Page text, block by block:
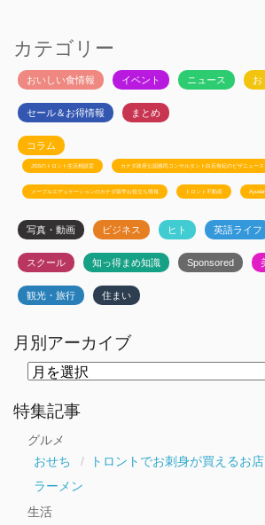
カテゴリー
おいしい食情報 イベント ニュース お
セール＆お得情報 まとめ
コラム
JSSのトロント生活相談室 カナダ政府公認移民コンサルタント白石有紀のビザニュース
メープルエデュケーションのカナダ留学お役立ち情報 トロント不動産
写真・動画 ビジネス ヒト 英語ライフ
スクール 知っ得まめ知識 Sponsored
観光・旅行 住まい
月別アーカイブ
ー
カ
特集記事
グルメ
おせち
トロントでお刺身が買えるお店
ラーメン
生活